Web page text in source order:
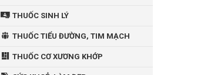
THUỐC SINH LÝ
THUỐC TIỂU ĐƯỜNG, TIM MẠCH
THUỐC CƠ XƯƠNG KHỚP